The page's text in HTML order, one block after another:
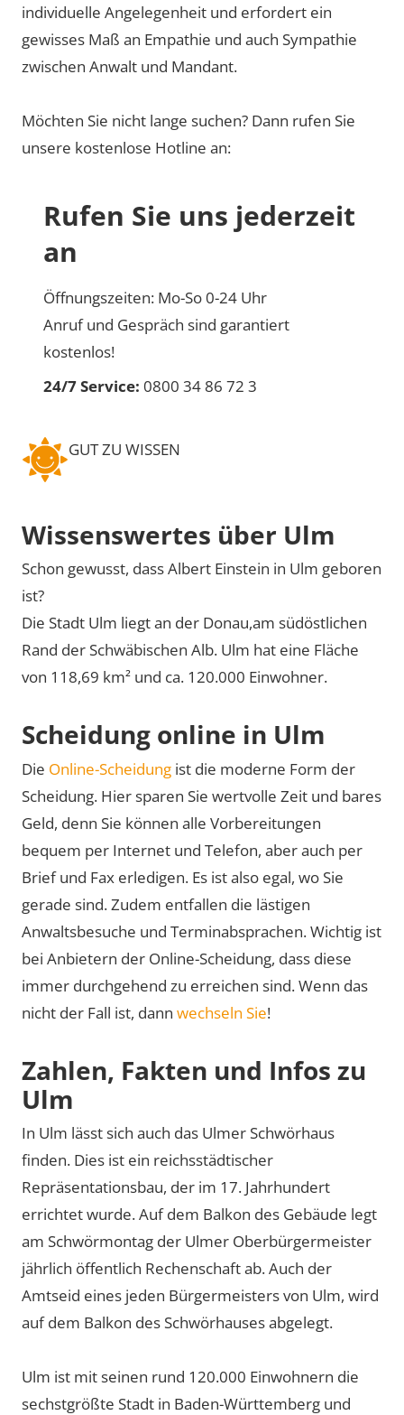
individuelle Angelegenheit und erfordert ein
gewisses Maß an Empathie und auch Sympathie
zwischen Anwalt und Mandant.
Möchten Sie nicht lange suchen? Dann rufen Sie
unsere kostenlose Hotline an:
Rufen Sie uns jederzeit
an
Öffnungszeiten: Mo-So 0-24 Uhr
Anruf und Gespräch sind garantiert
kostenlos!
24/7 Service: 0800 34 86 72 3
GUT ZU WISSEN
Wissenswertes über Ulm
Schon gewusst, dass Albert Einstein in Ulm geboren
ist?
Die Stadt Ulm liegt an der Donau,am südöstlichen
Rand der Schwäbischen Alb. Ulm hat eine Fläche
von 118,69 km² und ca. 120.000 Einwohner.
Scheidung online in Ulm
Die Online-Scheidung ist die moderne Form der
Scheidung. Hier sparen Sie wertvolle Zeit und bares
Geld, denn Sie können alle Vorbereitungen
bequem per Internet und Telefon, aber auch per
Brief und Fax erledigen. Es ist also egal, wo Sie
gerade sind. Zudem entfallen die lästigen
Anwaltsbesuche und Terminabsprachen. Wichtig ist
bei Anbietern der Online-Scheidung, dass diese
immer durchgehend zu erreichen sind. Wenn das
nicht der Fall ist, dann wechseln Sie!
Zahlen, Fakten und Infos zu
Ulm
In Ulm lässt sich auch das Ulmer Schwörhaus
finden. Dies ist ein reichsstädtischer
Repräsentationsbau, der im 17. Jahrhundert
errichtet wurde. Auf dem Balkon des Gebäude legt
am Schwörmontag der Ulmer Oberbürgermeister
jährlich öffentlich Rechenschaft ab. Auch der
Amtseid eines jeden Bürgermeisters von Ulm, wird
auf dem Balkon des Schwörhauses abgelegt.
Ulm ist mit seinen rund 120.000 Einwohnern die
sechstgrößte Stadt in Baden-Württemberg und